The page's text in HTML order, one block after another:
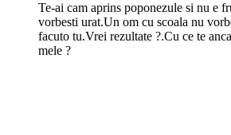
Te-ai cam aprins poponezule si nu e
vorbesti urat.Un om cu scoala nu
facuto tu.Vrei rezultate ?.Cu ce te
mele ?